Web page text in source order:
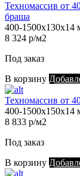
Техномассив от
браша
400-1500х130х14
8 324 р/м2
Под заказ
В корзину
Техномассив от
400-1500х150х14
8 833 р/м2
Под заказ
В корзину